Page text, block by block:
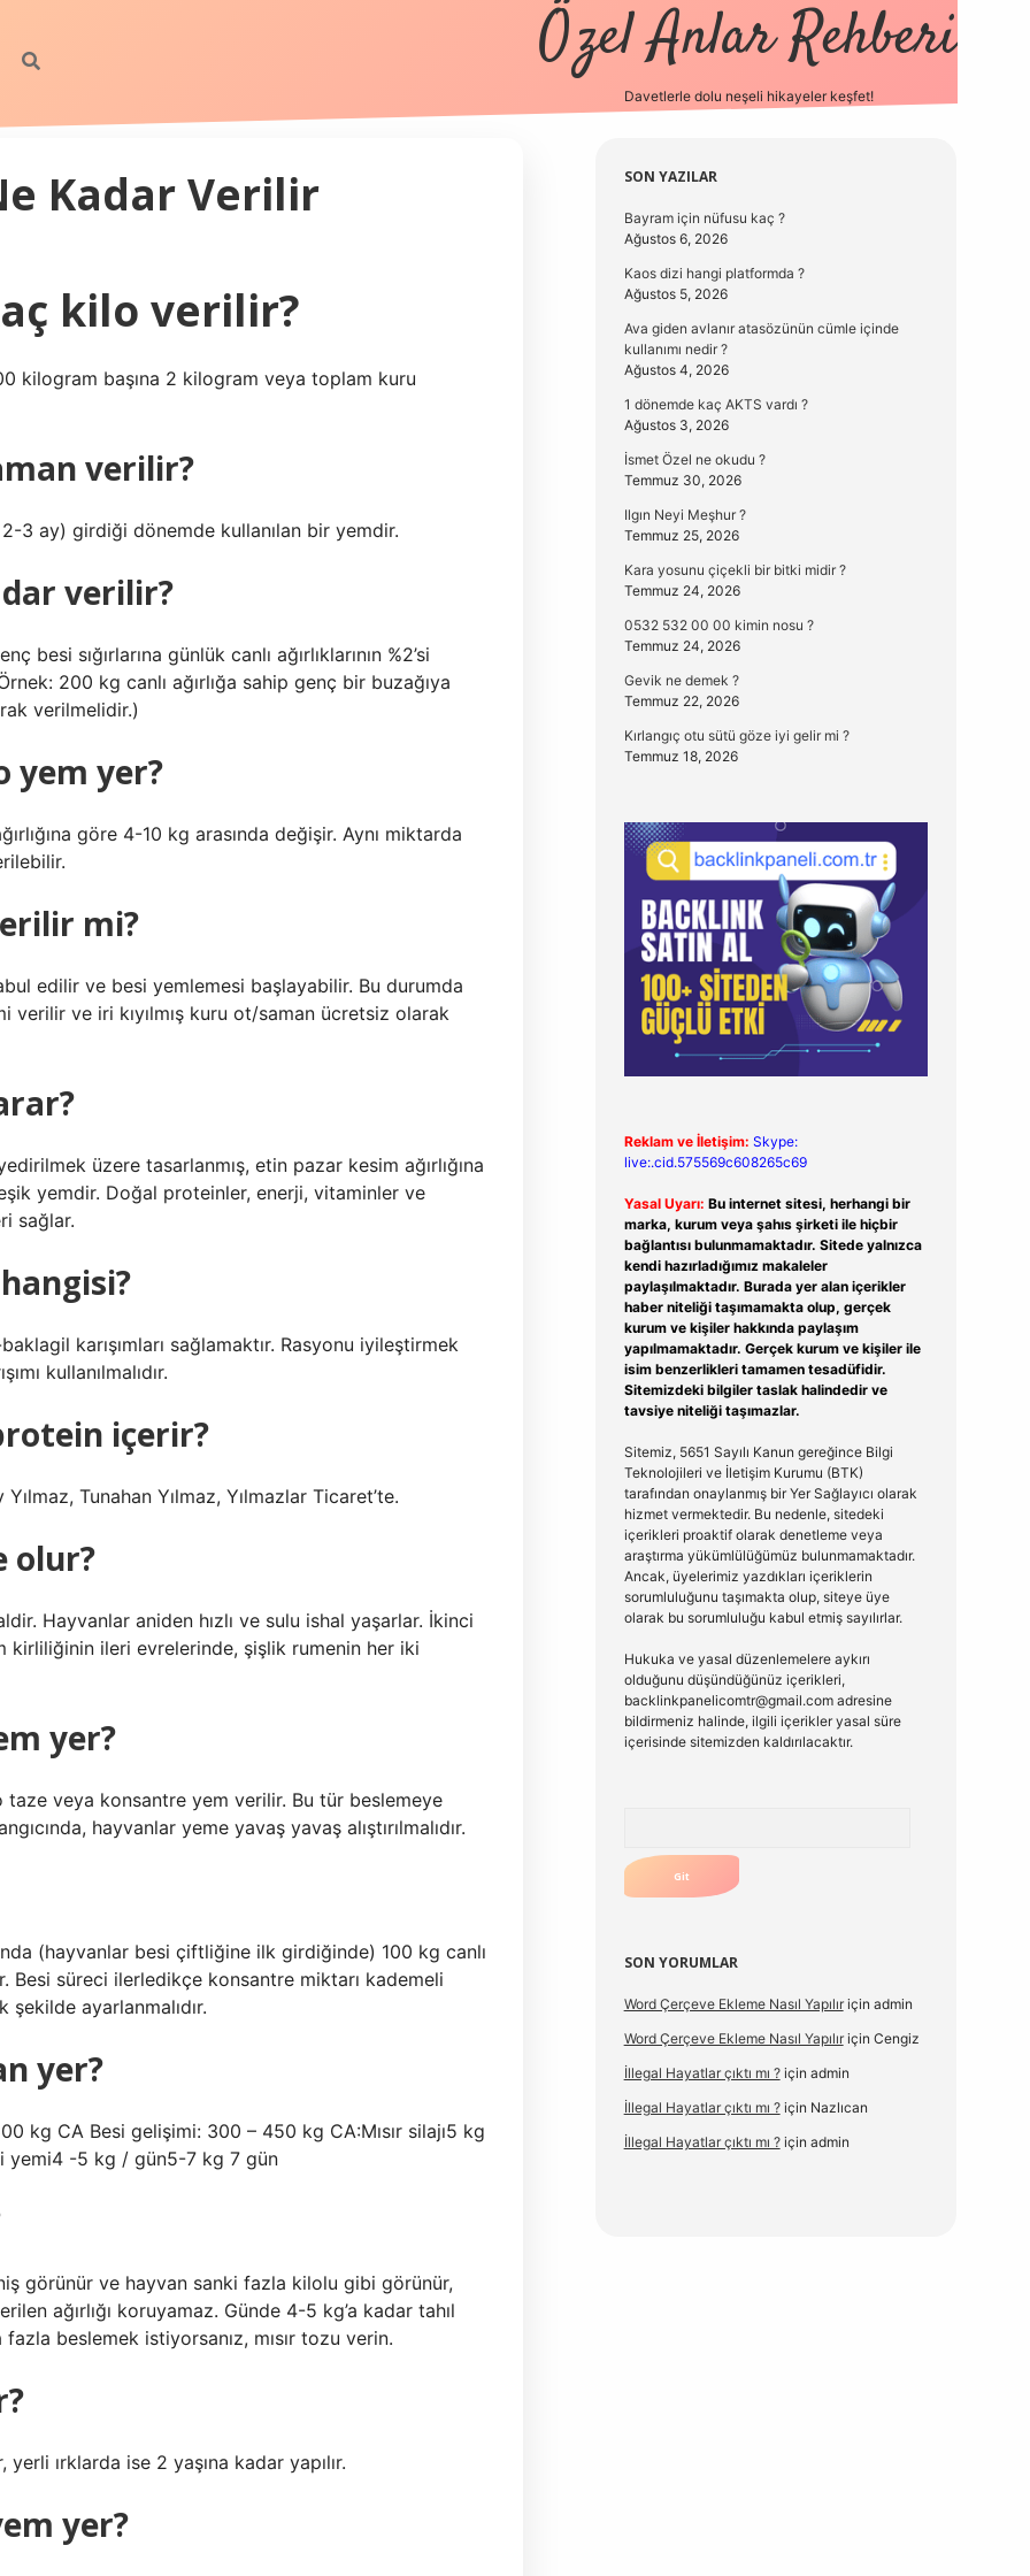
Özel Anlar Rehberi
Davetlerle dolu neşeli hikayeler keşfet!
Kadar Verilir
kilo verilir?
kilogram başına 2 kilogram veya toplam kuru
verilir?
3 ay) girdiği dönemde kullanılan bir yemdir.
verilir?
sığırlarına günlük canlı ağırlıklarının %2’si
200 kg canlı ağırlığa sahip genç bir buzağıya
verilmelidir.)
yem yer?
göre 4-10 kg arasında değişir. Aynı miktarda
mi?
edilir ve besi yemlemesi başlayabilir. Bu durumda
ve iri kıyılmış kuru ot/saman ücretsiz olarak
üzere tasarlanmış, etin pazar kesim ağırlığına
yemdir. Doğal proteinler, enerji, vitaminler ve
sağlar.
karışımları sağlamaktır. Rasyonu iyileştirmek
kullanılmalıdır.
içerir?
Tunahan Yılmaz, Yılmazlar Ticaret’te.
olur?
Hayvanlar aniden hızlı ve sulu ishal yaşarlar. İkinci
kirliliğinin ileri evrelerinde, şişlik rumenin her iki
yer?
taze veya konsantre yem verilir. Bu tür beslemeye
hayvanlar yeme yavaş yavaş alıştırılmalıdır.
(hayvanlar besi çiftliğine ilk girdiğinde) 100 kg canlı
Besi süreci ilerledikçe konsantre miktarı kademeli
ayarlanmalıdır.
yer?
kg CA Besi gelişimi: 300 – 450 kg CA:Mısır silajı5 kg
yemi4 -5 kg ​​​​​​/ gün5-7 kg 7 gün
görünür ve hayvan sanki fazla kilolu gibi görünür,
ağırlığı koruyamaz. Günde 4-5 kg’a kadar tahıl
beslemek istiyorsanız, mısır tozu verin.
ırklarda ise 2 yaşına kadar yapılır.
yer?
Sidebar
SON YAZILAR
Bayram için nüfusu kaç ?
Ağustos 6, 2026
Kaos dizi hangi platformda ?
Ağustos 5, 2026
Ava giden avlanır atasözünün cümle içinde
kullanımı nedir ?
Ağustos 4, 2026
1 dönemde kaç AKTS vardı ?
Ağustos 3, 2026
İsmet Özel ne okudu ?
Temmuz 30, 2026
Ilgın Neyi Meşhur ?
Temmuz 25, 2026
Kara yosunu çiçekli bir bitki midir ?
Temmuz 24, 2026
0532 532 00 00 kimin nosu ?
Temmuz 24, 2026
Gevik ne demek ?
Temmuz 22, 2026
Kırlangıç otu sütü göze iyi gelir mi ?
Temmuz 18, 2026
Reklam ve İletişim: Skype:
live:.cid.575569c608265c69
Yasal Uyarı: Bu internet sitesi, herhangi bir
marka, kurum veya şahıs şirketi ile hiçbir
bağlantısı bulunmamaktadır. Sitede yalnızca
kendi hazırladığımız makaleler
paylaşılmaktadır. Burada yer alan içerikler
haber niteliği taşımamakta olup, gerçek
kurum ve kişiler hakkında paylaşım
yapılmamaktadır. Gerçek kurum ve kişiler ile
isim benzerlikleri tamamen tesadüfidir.
Sitemizdeki bilgiler taslak halindedir ve
tavsiye niteliği taşımazlar.
Sitemiz, 5651 Sayılı Kanun gereğince Bilgi
Teknolojileri ve İletişim Kurumu (BTK)
tarafından onaylanmış bir Yer Sağlayıcı olarak
hizmet vermektedir. Bu nedenle, sitedeki
içerikleri proaktif olarak denetleme veya
araştırma yükümlülüğümüz bulunmamaktadır.
Ancak, üyelerimiz yazdıkları içeriklerin
sorumluluğunu taşımakta olup, siteye üye
olarak bu sorumluluğu kabul etmiş sayılırlar.
Hukuka ve yasal düzenlemelere aykırı
olduğunu düşündüğünüz içerikleri,
backlinkpanelicomtr@gmail.comadresine
bildirmeniz halinde, ilgili içerikler yasal süre
içerisinde sitemizden kaldırılacaktır.
SON YORUMLAR
Word Çerçeve Ekleme Nasıl Yapılıriçin admin
Word Çerçeve Ekleme Nasıl Yapılıriçin Cengiz
İllegal Hayatlar çıktı mı ?için admin
İllegal Hayatlar çıktı mı ?için Nazlıcan
İllegal Hayatlar çıktı mı ?için admin